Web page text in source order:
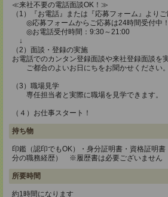
≪来社不要の電話面談OK！≫
（1）『お電話』または『応募フォーム』よりご
◎応募フォームからご応募は24時間受付中！
◎お電話受付時間：9:30～21:00
↓
（2）面談・登録の実施
お電話でのカンタン登録面談や来社登録面談を
ご都合のよいお日にちをお聞かせください。
（3）職場見学
専任担当者と実際に職場を見学できます。
（４）お仕事スタート！
持ち物
印鑑（認印でもOK）・身分証明書・資格証明
分の職務経歴） ※履歴書は必要ございません
所要時間
約1時間になります